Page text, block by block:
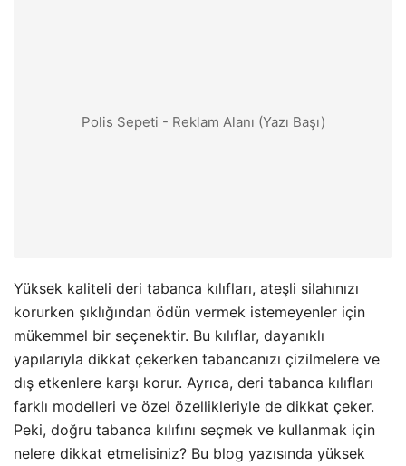
Polis Sepeti - Reklam Alanı (Yazı Başı)
Yüksek kaliteli deri tabanca kılıfları, ateşli silahınızı
korurken şıklığından ödün vermek istemeyenler için
mükemmel bir seçenektir. Bu kılıflar, dayanıklı
yapılarıyla dikkat çekerken tabancanızı çizilmelere ve
dış etkenlere karşı korur. Ayrıca, deri tabanca kılıfları
farklı modelleri ve özel özellikleriyle de dikkat çeker.
Peki, doğru tabanca kılıfını seçmek ve kullanmak için
nelere dikkat etmelisiniz? Bu blog yazısında yüksek